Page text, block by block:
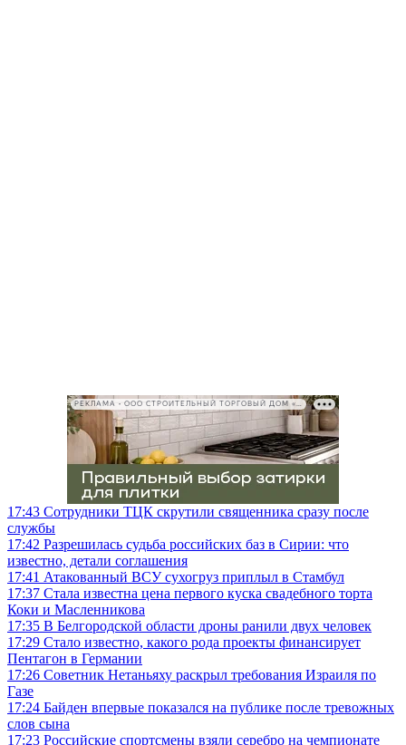
РЕКЛАМА • ООО СТРОИТЕЛЬНЫЙ ТОРГОВЫЙ ДОМ «ПЕТРОВИЧ», ИНН 7802348846
17:43 Сотрудники ТЦК скрутили священника сразу после
службы
17:42 Разрешилась судьба российских баз в Сирии: что
известно, детали соглашения
17:41 Атакованный ВСУ сухогруз приплыл в Стамбул
17:37 Стала известна цена первого куска свадебного торта
Коки и Масленникова
17:35 В Белгородской области дроны ранили двух человек
17:29 Стало известно, какого рода проекты финансирует
Пентагон в Германии
17:26 Советник Нетаньяху раскрыл требования Израиля по
Газе
17:24 Байден впервые показался на публике после тревожных
слов сына
17:23 Российские спортсмены взяли серебро на чемпионате